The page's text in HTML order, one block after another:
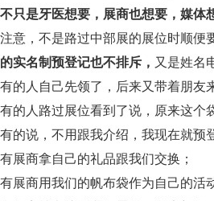
不只是牙医想要，展商也想要，媒体
注意，不是路过中部展的展位时顺便
的实名制预登记也不排斥， 又是姓名
有的人自己先领了，后来又带着朋友
有的人路过展位看到了说，原来这个
有的说，不用跟我介绍，我现在就预
有展商拿自己的礼品跟我们交换；
有展商用我们的帆布袋作为自己的活